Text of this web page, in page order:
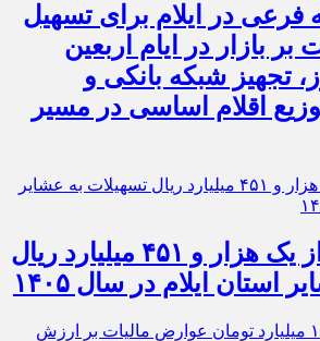
۹ کمیته فرعی در ایلام برای تسهیل
بازار در ایام اربعین
ارز، تجهیز شبکه بانکی و
اقلام اساسی در مسیر
اختصاص بیش از یک هزار و ۴۵۱ میلیارد ریال
استان ایلام در سال ۱۴۰۵